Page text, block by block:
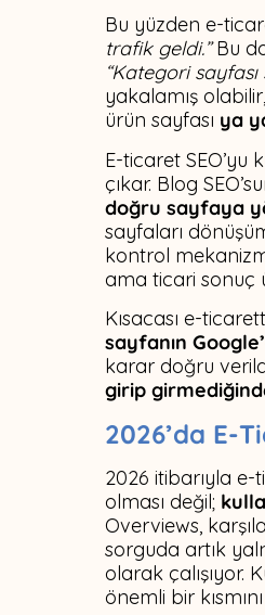
Bu yüzden e-
trafik geldi.”Bu
“Kategori sayfası
yakalamış
ürün sayfası ya
E-ticaret
çıkar. Blog
doğru sayfaya
sayfaları
kontrol
ama ticari sonuç
Kısacası e-
sayfanın
karar doğru
girip
2026’da E-
2026 itibarıyla e-
olması değil;
Overviews,
sorguda artık
olarak çalışıyor.
önemli bir